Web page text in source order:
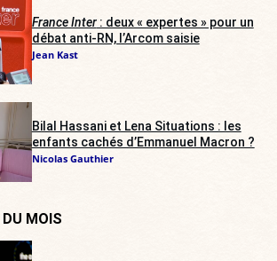
France Inter: deux « expertes » pour un
débat anti-RN, l’Arcom saisie
Jean Kast
Bilal Hassani et Lena Situations : les
enfants cachés d’Emmanuel Macron ?
Nicolas Gauthier
MOIS